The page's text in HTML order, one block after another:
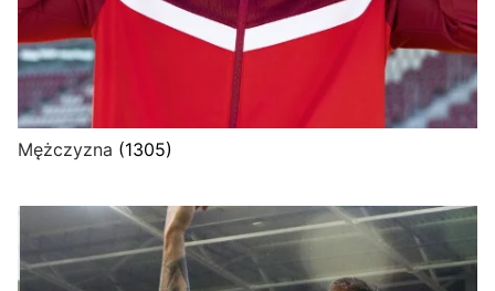
Mężczyzna (1305)